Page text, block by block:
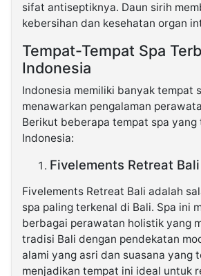
sifat antiseptiknya. Daun sirih
kebersihan dan kesehatan organ
Tempat-Tempat Spa
Indonesia
Indonesia memiliki banyak tempat
menawarkan pengalaman
Berikut beberapa tempat spa yang
Indonesia:
Fivelements Retreat Bali
Fivelements Retreat Bali adalah
spa paling terkenal di Bali. Spa ini
berbagai perawatan holistik yang
tradisi Bali dengan pendekatan
alami yang asri dan suasana yang
menjadikan tempat ini ideal untuk